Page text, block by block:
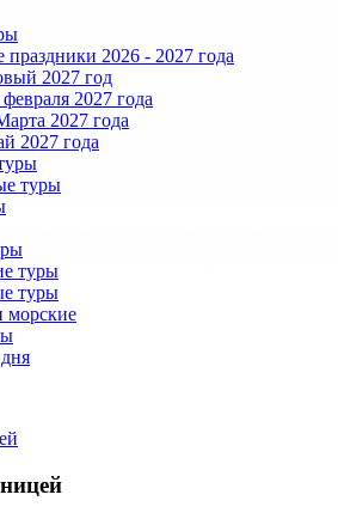
праздники 2026 - 2027 года
2027 год
2027 года
2027 года
2027 года
туры
туры
туры
морские